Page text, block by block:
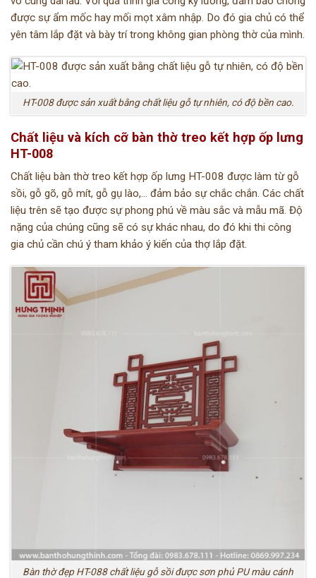
được sự ẩm mốc hay mối mọt xâm nhập. Do đó gia chủ có thể
yên tâm lắp đặt và bày trí trong không gian phòng thờ của mình.
HT-008 được sản xuất bằng chất liệu gỗ tự nhiên, có độ bền cao.
Chất liệu và kích cỡ bàn thờ treo kết hợp ốp lưng
HT-008
Chất liệu bàn thờ treo kết hợp ốp lưng HT-008 được làm từ gỗ
sồi, gỗ gõ, gỗ mít, gỗ gụ lào,… đảm bảo sự chắc chắn. Các chất
liệu trên sẽ tạo được sự phong phú về màu sắc và mẫu mã. Độ
nặng của chúng cũng sẽ có sự khác nhau, do đó khi thi công
gia chủ cần chú ý tham khảo ý kiến của thợ lắp đặt.
Bàn thờ đẹp HT-088 chất liệu gỗ sồi được sơn phủ PU màu cánh